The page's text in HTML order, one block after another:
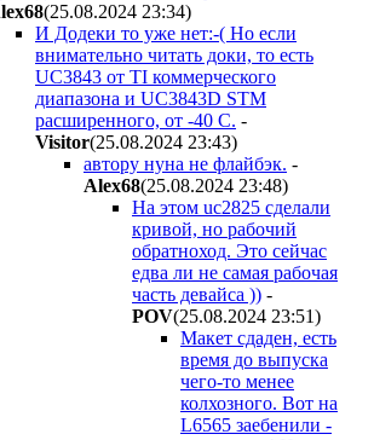
(25.08.2024 23:34)
И Додеки то уже нет:-( Но если
внимательно читать доки, то есть
UC3843 от TI коммерческого
диапазона и UC3843D STM
расширенного, от -40 С. -
Visitor(25.08.2024 23:43)
автору нуна не флайбэк. -
Alex68(25.08.2024 23:48)
На этом uc2825 сделали
кривой, но рабочий
обратноход. Это сейчас
едва ли не самая рабочая
часть девайса )) -
POV(25.08.2024 23:51)
Макет сдаден, есть
время до выпуска
чего-то менее
колхозного. Вот на
L6565 заебенили -